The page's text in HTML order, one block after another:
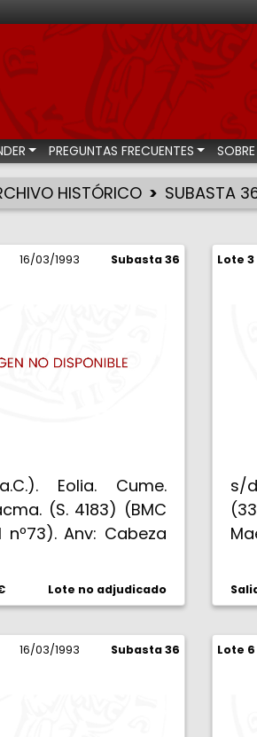
PREGUNTAS FRECUENTES
HISTÓRICO SUBASTA
16/03/1993 Subasta 36
Eolia. Cume.
(S. 4183) (BMC
nº73). Anv: Cabeza
por una cinta.
Caballo
la mano
ante él, jarra de un
Lote no adjudicado
Lote 3
s/
16/03/1993 Subasta 36 Lote 6